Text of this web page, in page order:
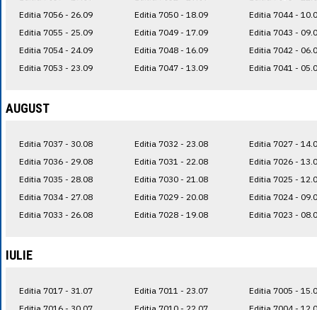
Editia 7056 - 26.09
Editia 7055 - 25.09
Editia 7054 - 24.09
Editia 7053 - 23.09
Editia 7050 - 18.09
Editia 7049 - 17.09
Editia 7048 - 16.09
Editia 7047 - 13.09
Editia 7044 -
Editia 7043 -
Editia 7042 -
Editia 7041 -
AUGUST
Editia 7037 - 30.08
Editia 7036 - 29.08
Editia 7035 - 28.08
Editia 7034 - 27.08
Editia 7033 - 26.08
Editia 7032 - 23.08
Editia 7031 - 22.08
Editia 7030 - 21.08
Editia 7029 - 20.08
Editia 7028 - 19.08
Editia 7027 -
Editia 7026 -
Editia 7025 -
Editia 7024 -
Editia 7023 -
IULIE
Editia 7017 - 31.07
Editia 7016 - 30.07
Editia 7011 - 23.07
Editia 7010 - 22.07
Editia 7005 -
Editia 7004 -